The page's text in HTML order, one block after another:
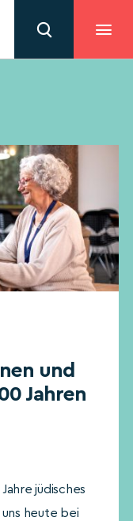
und
Jahren
jüdisches
heute bei